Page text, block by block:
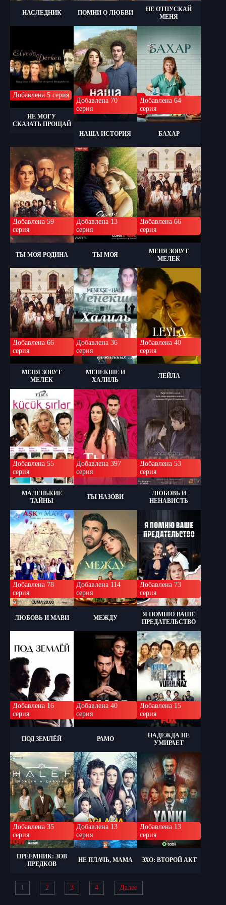
НАСЛЕДНИК ПОМНИ О ЛЮБВИ
НЕ ОТПУСКАЙ
МЕНЯ
Добавлена 5 серия
НЕ МОГУ
СКАЗАТЬ ПРОЩАЙ
Добавлена 70
серия
НАША ИСТОРИЯ
Добавлена 64
серия
БАХАР
Добавлена 59
серия
ТЫ МОЯ РОДИНА
Добавлена 13
серия
ТЫ МОЯ
Добавлена 66
серия
МЕНЯ ЗОВУТ
МЕЛЕК
Добавлена 66
серия
МЕНЯ ЗОВУТ
МЕЛЕК
Добавлена 36
серия
МЕНЕКШЕ И
ХАЛИЛЬ
Добавлена 40
серия
ЛЕЙЛА
Добавлена 55
серия
МАЛЕНЬКИЕ
ТАЙНЫ
Добавлена 397
серия
ТЫ НАЗОВИ
Добавлена 53
серия
ЛЮБОВЬ И
НЕНАВИСТЬ
Добавлена 78
серия
ЛЮБОВЬ И МАВИ
Добавлена 114
серия
МЕЖДУ
Добавлена 73
серия
Я ПОМНЮ ВАШЕ
ПРЕДАТЕЛЬСТВО
Добавлена 16
серия
ПОД ЗЕМЛЁЙ
Добавлена 40
серия
РАМО
Добавлена 15
серия
НАДЕЖДА НЕ
УМИРАЕТ
Добавлена 35
серия
ПРЕЕМНИК: ЗОВ
ПРЕДКОВ
Добавлена 13
серия
НЕ ПЛАЧЬ, МАМА
Добавлена 13
серия
ЭХО: ВТОРОЙ АКТ
1 2 3 4 Далее